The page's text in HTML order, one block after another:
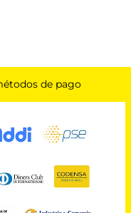
de pago